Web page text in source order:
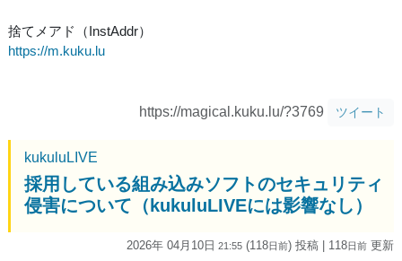
捨てメアド（InstAddr）
https://m.kuku.lu
https://magical.kuku.lu/?3769 ツイート
kukuluLIVE
採用している組み込みソフトのセキュリティ
侵害について（kukuluLIVEには影響なし）
2026年 04月10日 21:55 (118日前) 投稿 | 118日前 更新